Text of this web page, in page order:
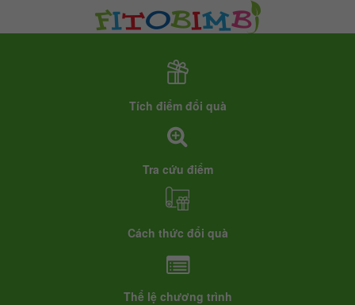
Tích điểm đổi quà
Tra cứu điểm
Cách thức đổi quà
Thể lệ chương trình